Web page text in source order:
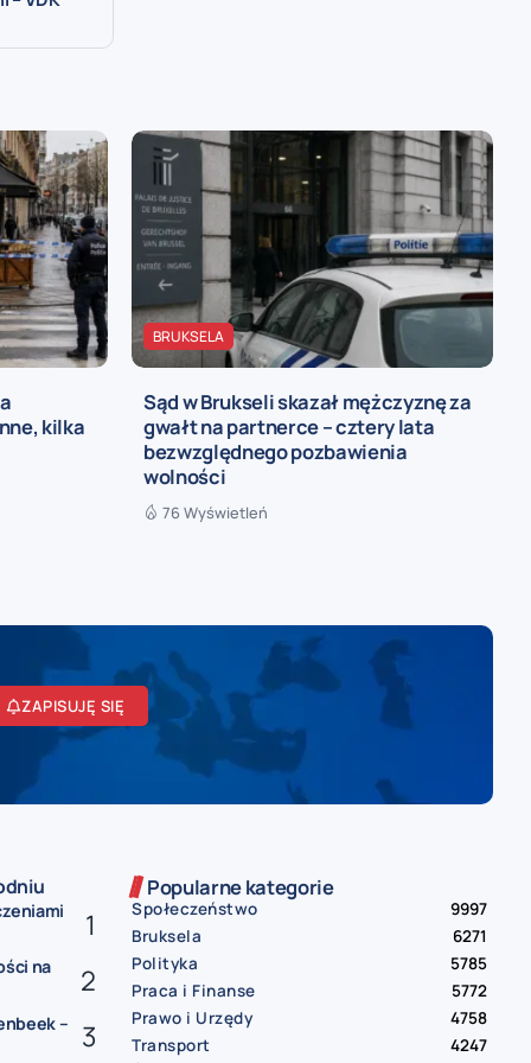
kilka
BRUKSELA
Sąd w Brukseli skazał mężczyznę za
gwałt na partnerce – cztery lata
bezwzględnego pozbawienia
wolności
76 Wyświetleń
ZAPISUJĘ SIĘ
na
–
Popularne kategorie
Społeczeństwo
9997
Bruksela
6271
Polityka
5785
Praca i Finanse
5772
Prawo i Urzędy
4758
Transport
4247